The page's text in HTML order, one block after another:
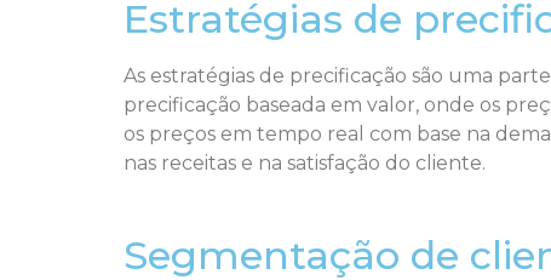
Estratégias de
As estratégias de precificação são uma
precificação baseada em valor, onde os
os preços em tempo real com base na
nas receitas e na satisfação do cliente.
Segmentação de